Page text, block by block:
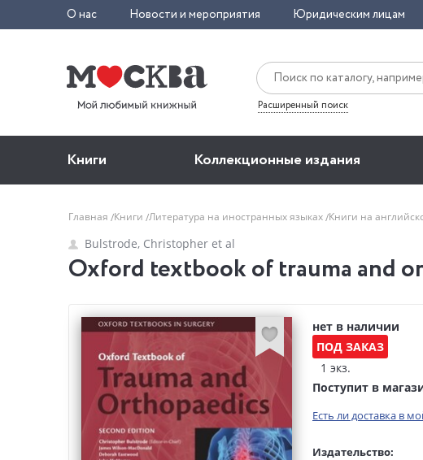
О нас Новости и мероприятия Юридическим лицам
Расширенный поиск
Книги Коллекционные издания
Главная Книги Литература на иностранных языках Книги на
Bulstrode, Christopher et al
Oxford textbook of trauma and
нет в наличии
ПОД ЗАКАЗ
1 экз.
Поступит в
Есть ли доставка в
Издательство: